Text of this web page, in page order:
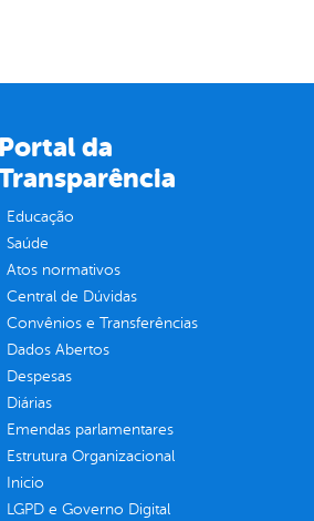
Portal da
Educação
Saúde
Atos normativos
Central de Dúvidas
Convênios e Transferências
Dados Abertos
Despesas
Diárias
Emendas parlamentares
Estrutura Organizacional
Inicio
LGPD e Governo Digital